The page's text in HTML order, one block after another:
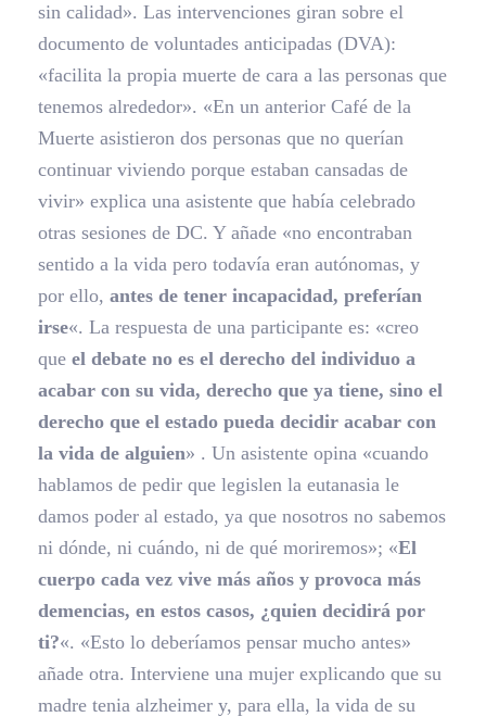
sin calidad». Las intervenciones giran sobre el
documento de voluntades anticipadas (DVA):
«facilita la propia muerte de cara a las personas que
tenemos alrededor». «En un anterior Café de la
Muerte asistieron dos personas que no querían
continuar viviendo porque estaban cansadas de
vivir» explica una asistente que había celebrado
otras sesiones de DC. Y añade «no encontraban
sentido a la vida pero todavía eran autónomas, y
por ello, antes de tener incapacidad, preferían
irse«. La respuesta de una participante es: «creo
que el debate no es el derecho del individuo a
acabar con su vida, derecho que ya tiene, sino el
derecho que el estado pueda decidir acabar con
la vida de alguien» . Un asistente opina «cuando
hablamos de pedir que legislen la eutanasia le
damos poder al estado, ya que nosotros no sabemos
ni dónde, ni cuándo, ni de qué moriremos»; «El
cuerpo cada vez vive más años y provoca más
demencias, en estos casos, ¿quien decidirá por
ti?«. «Esto lo deberíamos pensar mucho antes»
añade otra. Interviene una mujer explicando que su
madre tenia alzheimer y, para ella, la vida de su